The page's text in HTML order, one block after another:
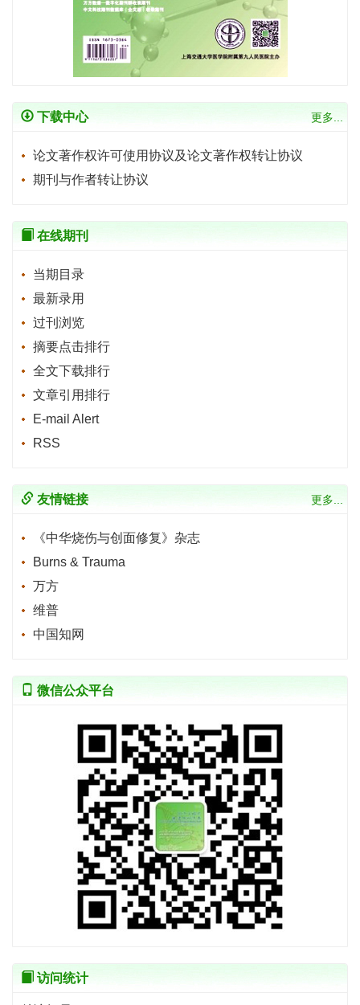
下载中心 更多...
论文著作权许可使用协议及论文著作权转让协议
期刊与作者转让协议
在线期刊
当期目录
最新录用
过刊浏览
摘要点击排行
全文下载排行
文章引用排行
E-mail Alert
RSS
友情链接 更多...
《中华烧伤与创面修复》杂志
Burns & Trauma
万方
维普
中国知网
微信公众平台
访问统计